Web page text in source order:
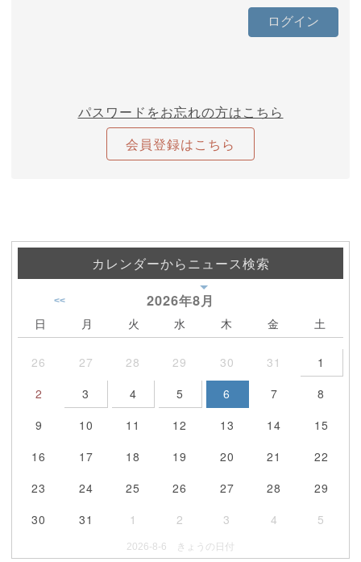
パスワードをお忘れの方はこちら
会員登録はこちら
カレンダーからニュース検索
2026年8月
<<
日 月 火 水 木 金 土
26 27 28 29 30 31
1
2
3 4 5 6 7
8
9
10 11 12 13 14
15
16
17 18 19 20 21
22
23
24 25 26 27 28
29
30
31 1 2 3 4 5
2026-8-6 きょうの日付